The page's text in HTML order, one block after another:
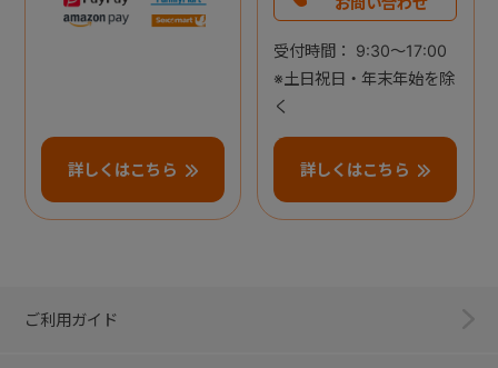
詳しくはこちら
受付時間： 9:30～17:00
※土日祝日・年末年始を除
く
詳しくはこちら
ご利用ガイド